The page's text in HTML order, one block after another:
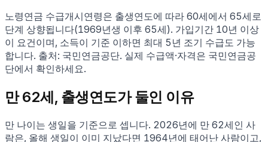
노령연금 수급개시연령은 출생연도에 따라 60세에서 65세로
단계 상향됩니다(1969년생 이후 65세). 가입기간 10년 이상
이 요건이며, 소득이 기준 이하면 최대 5년 조기 수급도 가능
합니다. 출처: 국민연금공단. 실제 수급액·자격은 국민연금공
단에서 확인하세요.
만62세, 출생연도가 둘인 이유
만 나이는 생일을 기준으로 셉니다. 2026년에 만 62세인 사
람은, 올해 생일이 이미 지났다면 1964년에 태어난 사람이고,